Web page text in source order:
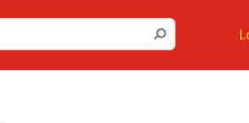
Não permitir Permitir